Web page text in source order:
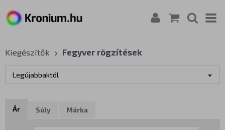
Kiegészítők Fegyver rögzítések
Legújabbaktól
Ár Súly Márka